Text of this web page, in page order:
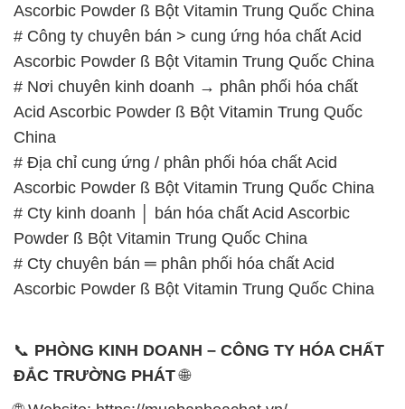
Ascorbic Powder ß Bột Vitamin Trung Quốc China
# Công ty chuyên bán > cung ứng hóa chất Acid
Ascorbic Powder ß Bột Vitamin Trung Quốc China
# Nơi chuyên kinh doanh → phân phối hóa chất
Acid Ascorbic Powder ß Bột Vitamin Trung Quốc
China
# Địa chỉ cung ứng / phân phối hóa chất Acid
Ascorbic Powder ß Bột Vitamin Trung Quốc China
# Cty kinh doanh │ bán hóa chất Acid Ascorbic
Powder ß Bột Vitamin Trung Quốc China
# Cty chuyên bán ═ phân phối hóa chất Acid
Ascorbic Powder ß Bột Vitamin Trung Quốc China
📞 PHÒNG KINH DOANH – CÔNG TY HÓA CHẤT
ĐẮC TRƯỜNG PHÁT🌐